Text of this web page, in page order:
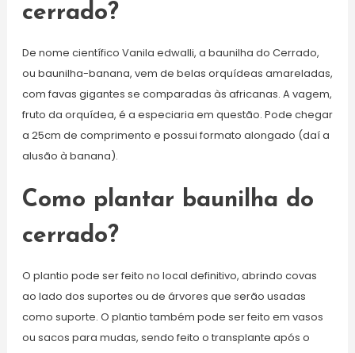
cerrado?
De nome científico Vanila edwalli, a baunilha do Cerrado,
ou baunilha-banana, vem de belas orquídeas amareladas,
com favas gigantes se comparadas às africanas. A vagem,
fruto da orquídea, é a especiaria em questão. Pode chegar
a 25cm de comprimento e possui formato alongado (daí a
alusão à banana).
Como plantar baunilha do
cerrado?
O plantio pode ser feito no local definitivo, abrindo covas
ao lado dos suportes ou de árvores que serão usadas
como suporte. O plantio também pode ser feito em vasos
ou sacos para mudas, sendo feito o transplante após o